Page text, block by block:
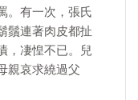
。有一次，張氏
鬚連著肉皮都扯
，凄惶不已。兒
親哀求繞過父